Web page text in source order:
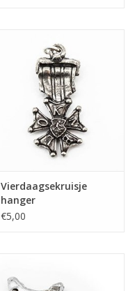
Vierdaagsekruisje
hanger
€5,00